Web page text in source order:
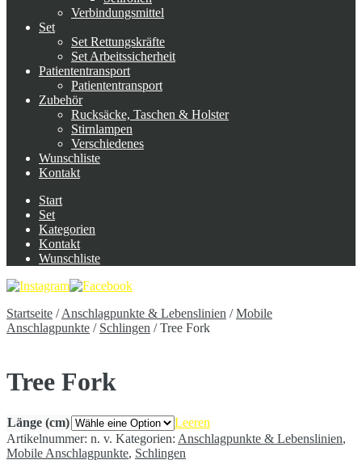
Verbindungsmittel
Set
Set Rettungskräfte
Set Arbeitssicherheit
Patiententransport
Patiententransport
Zubehör
Rucksäcke, Taschen & Holster
Stirnlampen
Verschiedenes
Wunschliste
Kontakt
Start
Set
Kategorien
Kontakt
Wunschliste
Startseite /Anschlagpunkte & Lebenslinien /Mobile
Anschlagpunkte / Schlingen /Tree Fork
Tree Fork
Länge (cm)
Leeren
Artikelnummer: n. v. Kategorien: Anschlagpunkte & Lebenslinien,
Mobile Anschlagpunkte, Schlingen